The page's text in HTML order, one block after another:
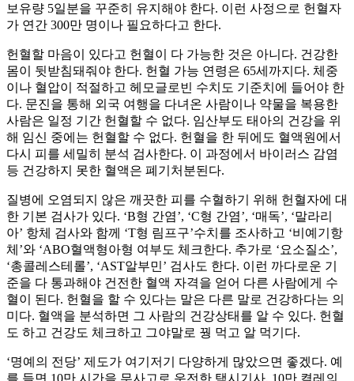
보유량 5일분을 꾸준히 유지해야 한다. 이런 사정으로 헌혈자
가 연간 300만 명이나 필요하다고 한다.
헌혈할 마음이 있다고 헌혈이 다 가능한 것은 아니다. 건강한
몸이 뒷받침돼줘야 한다. 헌혈 가능 연령은 65세까지다. 체중
이나 혈압이 적절하고 헤모글로빈 수치도 기준치에 들어야 한
다. 문진을 통해 외국 여행을 다녀온 사람이나 약물을 복용한
사람은 일정 기간 헌혈할 수 없다. 임산부도 태아의 건강을 위
해 임신 중에는 헌혈할 수 없다. 헌혈을 한 뒤에도 혈액원에서
다시 피를 세밀히 분석 검사한다. 이 과정에서 바이러스 감염
등 건강하지 못한 혈액은 폐기처분된다.
질병에 오염되지 않은 깨끗한 피를 수혈하기 위해 헌혈자에 대
한 기본 검사가 있다. ‘B형 간염’, ‘C형 간염’, ‘매독’, ‘말라리
아’ 항체 검사와 함께 ‘T형 림프구’수치를 조사하고 ‘비예기항
체’와 ‘ABO혈액형아형 여부도 체크한다. 추가로 ‘요소질소’,
‘총콜레스테롤’, ‘AST알부민’ 검사도 한다. 이런 까다로운 기
준을 다 통과해야 건전한 혈액 자격을 얻어 다른 사람에게 수
혈이 된다. 헌혈을 할 수 있다는 말은 다른 말로 건강하다는 의
미다. 혈액을 분석하면 그 사람의 건강상태를 알 수 있다. 헌혈
도 하고 건강도 체크하고 그야말로 꿩 먹고 알 먹기다.
‘명예의 전당’ 제도가 여기저기 다양하게 많았으면 좋겠다. 예